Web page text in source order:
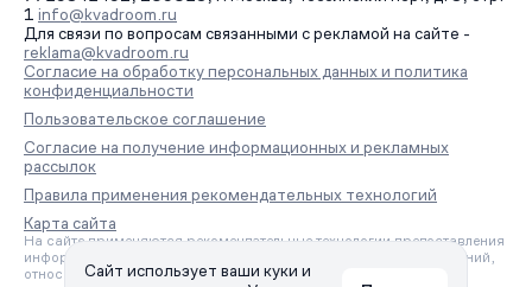
1 info@kvadroom.ru
Для связи по вопросам связанными с рекламой на сайте -
reklama@kvadroom.ru
Согласие на обработку персональных данных и политика
конфиденциальности
Пользовательское соглашение
Согласие на получение информационных и рекламных
рассылок
Правила применения рекомендательных технологий
Карта сайта
На сайте применяются рекомендательные технологии предоставления
информации на основе сбора, систематизации и анализа сведений,
относящихся к предпочтениям пользователей сети «Интернет»,
Сайт использует ваши куки и